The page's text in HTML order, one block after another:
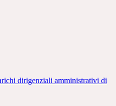
dirigenziali amministrativi di